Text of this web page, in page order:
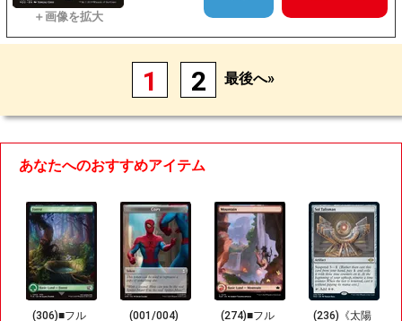
1 2 最後へ»
あなたへのおすすめアイテム
(306)■フル
(001/004)
(274)■フル
(236)《太陽